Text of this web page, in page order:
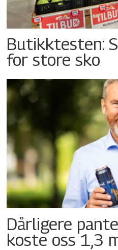
Butikktesten:
for store sko
Dårligere
koste oss 1,3